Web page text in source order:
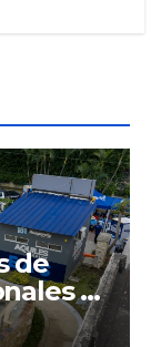
de
a
la